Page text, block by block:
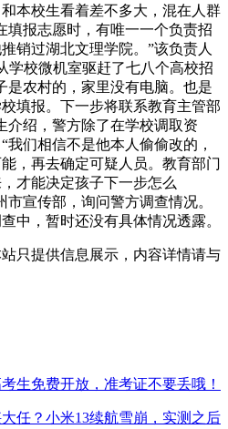
本校生看着差不多大，混在人群
填报志愿时，有唯一一个负责招
销过湖北文理学院。”该负责人
学校微机室驱赶了七八个高校招
是农村的，家里没有电脑。也是
填报。下一步将联系教育主管部
介绍，警方除了在学校调取资
们相信不是他本人偷偷改的，
，再去确定可疑人员。教育部门
才能决定孩子下一步怎么
宣传部，询问警方调查情况。
中，暂时还没有具体情况透露。
只提供信息展示，内容详情请与
生免费开放，准考证不要丢哦！
任？小米13续航雪崩，实测之后